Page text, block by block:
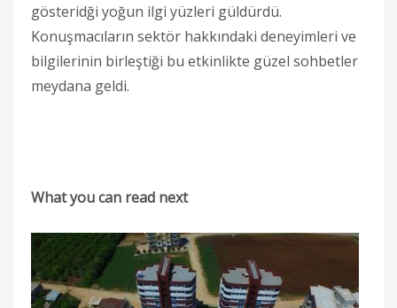
gösteridği yoğun ilgi yüzleri güldürdü.
Konuşmacıların sektör hakkındaki deneyimleri ve
bilgilerinin birleştiği bu etkinlikte güzel sohbetler
meydana geldi.
What you can read next